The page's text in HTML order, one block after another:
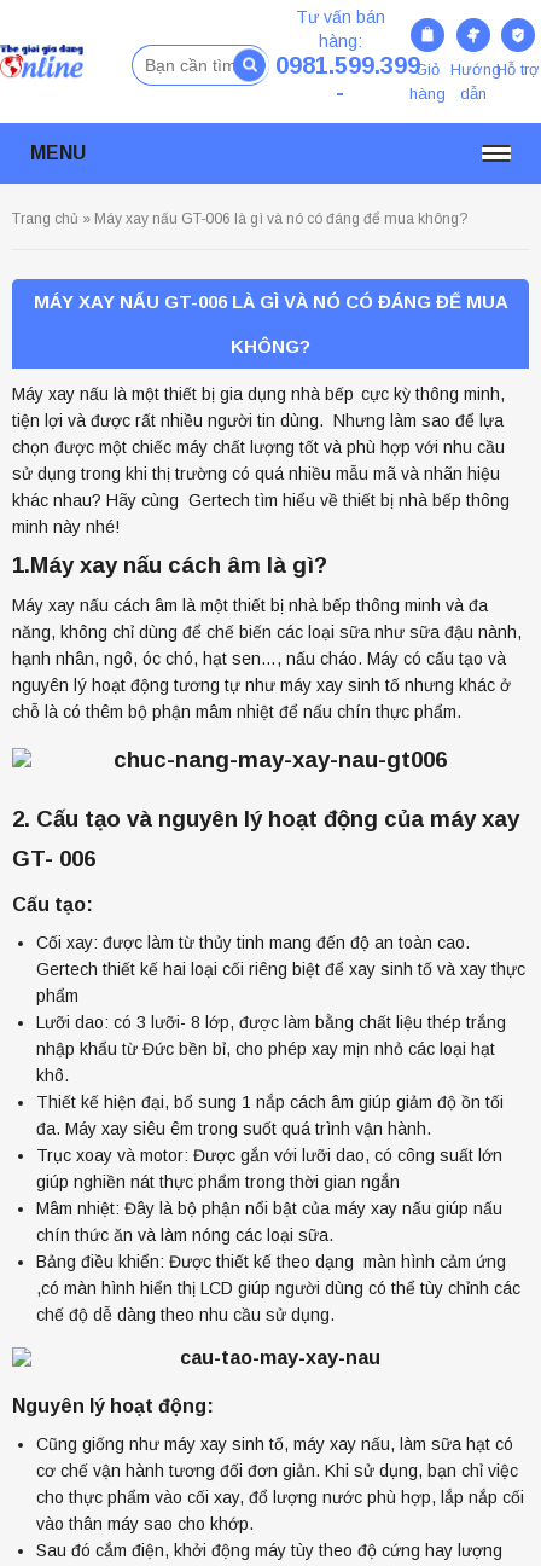
Tìm
Tư vấn bán
hàng:
0981.599.399
-
Giỏ
hàng
Hướng
dẫn
Hỗ trợ
MENU
Trang chủ » Máy xay nấu GT-006 là gì và nó có đáng để mua không?
MÁY XAY NẤU GT-006 LÀ GÌ VÀ NÓ CÓ ĐÁNG ĐỂ MUA
KHÔNG?
Máy xay nấu là một thiết bị gia dụng nhà bếp cực kỳ thông minh,
tiện lợi và được rất nhiều người tin dùng. Nhưng làm sao để lựa
chọn được một chiếc máy chất lượng tốt và phù hợp với nhu cầu
sử dụng trong khi thị trường có quá nhiều mẫu mã và nhãn hiệu
khác nhau? Hãy cùng Gertech tìm hiểu về thiết bị nhà bếp thông
minh này nhé!
1.Máy xay nấu cách âm là gì?
Máy xay nấu cách âm là một thiết bị nhà bếp thông minh và đa
năng, không chỉ dùng để chế biến các loại sữa như sữa đậu nành,
hạnh nhân, ngô, óc chó, hạt sen…, nấu cháo. Máy có cấu tạo và
nguyên lý hoạt động tương tự như máy xay sinh tố nhưng khác ở
chỗ là có thêm bộ phận mâm nhiệt để nấu chín thực phẩm.
2. Cấu tạo và nguyên lý hoạt động của máy xay
GT- 006
Cấu tạo:
Cối xay: được làm từ thủy tinh mang đến độ an toàn cao.
Gertech thiết kế hai loại cối riêng biệt để xay sinh tố và xay thực
phẩm
Lưỡi dao: có 3 lưỡi- 8 lớp, được làm bằng chất liệu thép trắng
nhập khẩu từ Đức bền bỉ, cho phép xay mịn nhỏ các loại hạt
khô.
Thiết kế hiện đại, bổ sung 1 nắp cách âm giúp giảm độ ồn tối
đa. Máy xay siêu êm trong suốt quá trình vận hành.
Trục xoay và motor: Được gắn với lưỡi dao, có công suất lớn
giúp nghiền nát thực phẩm trong thời gian ngắn
Mâm nhiệt: Đây là bộ phận nổi bật của máy xay nấu giúp nấu
chín thức ăn và làm nóng các loại sữa.
Bảng điều khiển: Được thiết kế theo dạng màn hình cảm ứng
,có màn hình hiển thị LCD giúp người dùng có thể tùy chỉnh các
chế độ dễ dàng theo nhu cầu sử dụng.
Nguyên lý hoạt động:
Cũng giống như máy xay sinh tố, máy xay nấu, làm sữa hạt có
cơ chế vận hành tương đối đơn giản. Khi sử dụng, bạn chỉ việc
cho thực phẩm vào cối xay, đổ lượng nước phù hợp, lắp nắp cối
vào thân máy sao cho khớp.
Sau đó cắm điện, khởi động máy tùy theo độ cứng hay lượng
3.000.000đ
21.500.000đ
Máy hút mùi Eleccat ECT 10
4.950.000đ
4.050.000đ
Máy Xay Nấu Cách Âm Chống Ồn Đa Năng GERTECH
GT-686 Chính Hãng